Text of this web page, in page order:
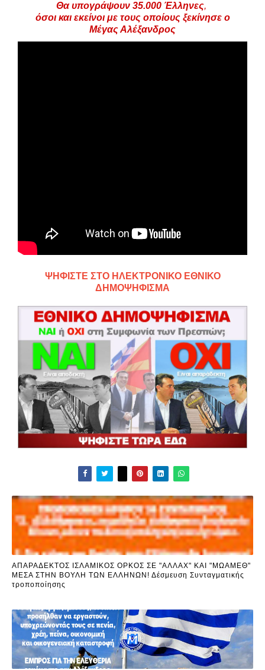
Θα υπογράψουν 35.000 Έλληνες,
όσοι και εκείνοι με τους οποίους ξεκίνησε ο
Μέγας Αλέξανδρος
ΨΗΦΙΣΤΕ ΣΤΟ ΗΛΕΚΤΡΟΝΙΚΟ ΕΘΝΙΚΟ
ΔΗΜΟΨΗΦΙΣΜΑ
ΑΠΑΡΑΔΕΚΤΟΣ ΙΣΛΑΜΙΚΟΣ ΟΡΚΟΣ ΣΕ "ΑΛΛΑΧ" ΚΑΙ "ΜΩΑΜΕΘ"
ΜΕΣΑ ΣΤΗΝ ΒΟΥΛΗ ΤΩΝ ΕΛΛΗΝΩΝ! Δέσμευση Συνταγματικής
τροποποίησης